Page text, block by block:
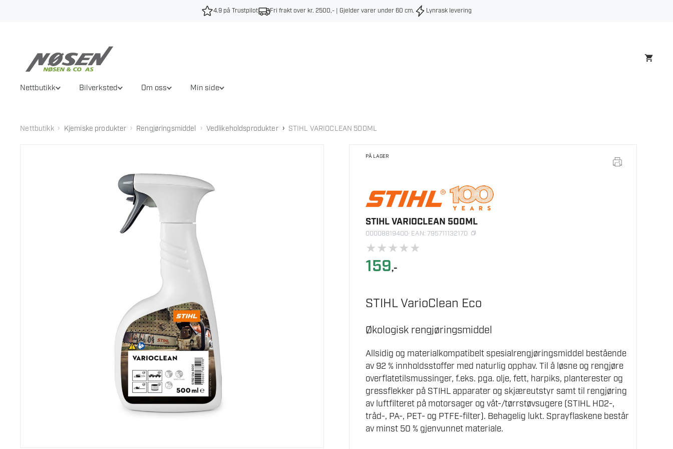
4.9 på Trustpilot Fri frakt over kr. 2500,- | Gjelder varer under 60 cm. Lynrask levering
Nettbutikk Bilverksted Om oss Min side
Nettbutikk › Kjemiske produkter › Rengjøringsmiddel › Vedlikeholdsprodukter › STIHL VARIOCLEAN 500ML
PÅ LAGER
STIHL VARIOCLEAN 500ML
00008819400· EAN: 795711132170
★★★★★
159,-
STIHL VarioClean Eco
Økologisk rengjøringsmiddel
Allsidig og materialkompatibelt spesialrengjøringsmiddel bestående
av 92 % innholdsstoffer med naturlig opphav. Til å løsne og rengjøre
overflatetilsmussinger, f.eks. pga. olje, fett, harpiks, planterester og
gressflekker på STIHL apparater og skjæreutstyr samt til rengjøring
av luftfilteret på motorsager og våt-/tørrstøvsugere (STIHL HD2-,
tråd-, PA-, PET- og PTFE-filter). Behagelig lukt. Sprayflaskene består
av minst 50 % gjenvunnet materiale.